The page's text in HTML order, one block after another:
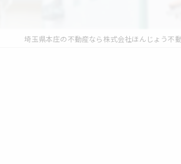
埼玉県本庄の不動産なら株式会社ほんじょう不